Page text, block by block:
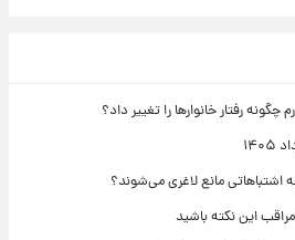
رفتار خانوارها را تغییر داد؟
مانع لاغری می‌شوند؟
این نکته باشید